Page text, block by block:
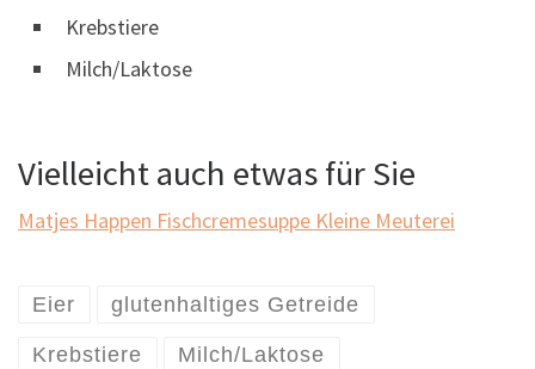
Krebstiere
Milch/Laktose
Vielleicht auch etwas für Sie
Matjes Happen Fischcremesuppe Kleine Meuterei
Eier glutenhaltiges Getreide
Krebstiere Milch/Laktose